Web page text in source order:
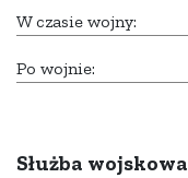
W czasie wojny:
Po wojnie:
Służba wojskowa